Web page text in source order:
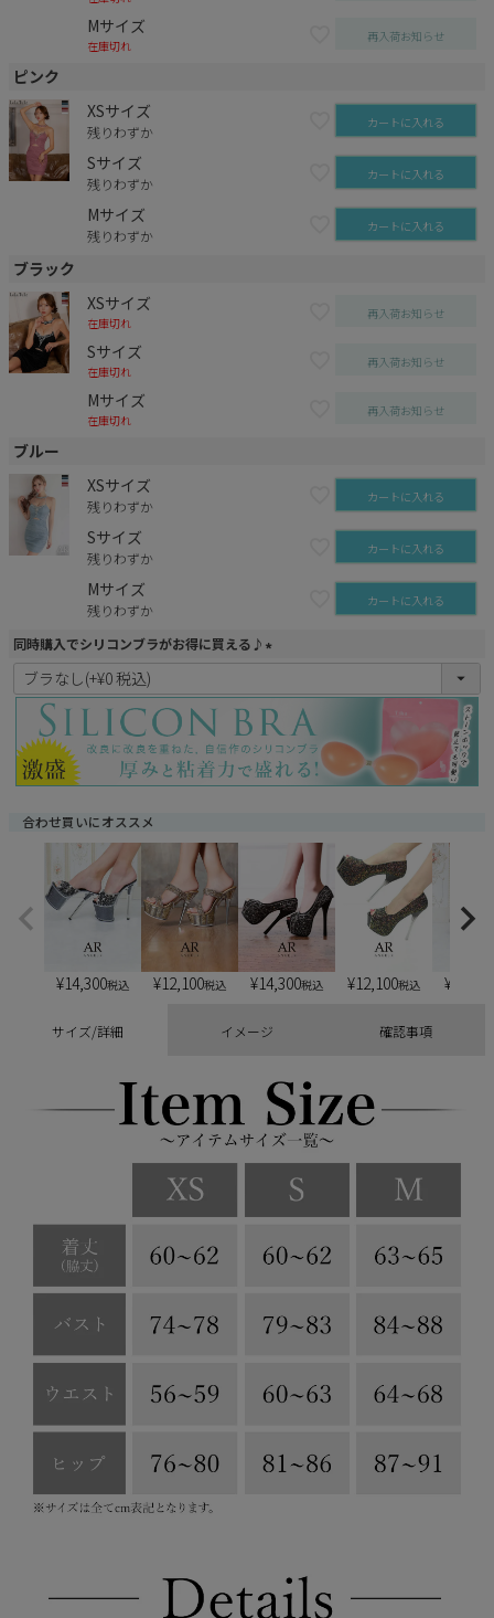
Mサイズ
在庫切れ
再入荷お知らせ
ピンク
XSサイズ
残りわずか カートに入れる
Sサイズ
残りわずか カートに入れる
Mサイズ
残りわずか カートに入れる
ブラック
XSサイズ
在庫切れ
再入荷お知らせ
Sサイズ
在庫切れ
再入荷お知らせ
Mサイズ
在庫切れ
再入荷お知らせ
ブルー
XSサイズ
残りわずか カートに入れる
Sサイズ
残りわずか カートに入れる
Mサイズ
残りわずか カートに入れる
同時購入でシリコンブラがお得に買える♪
(
須
)
合わせ買いにオススメ
¥14,300税込 ¥12,100税込 ¥14,300税込 ¥12,100税込 ¥
サイズ/詳細 イメージ 確認事項